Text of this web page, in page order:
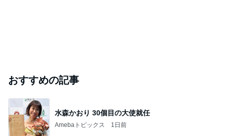
おすすめの記事
水森かおり 30個目の大使就任
Amebaトピックス 1日前